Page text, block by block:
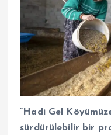
“Hadi Gel
sürdürülebilir bir